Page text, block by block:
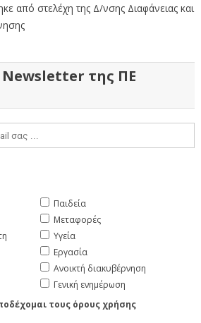
από στελέχη της Δ/νσης Διαφάνειας και
της ΠΕ
Παιδεία
Μεταφορές
Υγεία
Εργασία
Ανοικτή διακυβέρνηση
Γενική ενημέρωση
τους όρους χρήσης